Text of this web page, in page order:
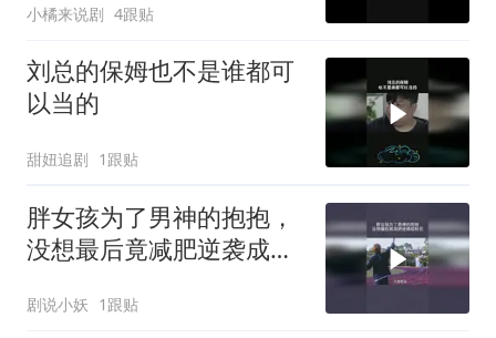
小橘来说剧 4跟贴
刘总的保姆也不是谁都可
以当的
甜妞追剧 1跟贴
胖女孩为了男神的抱抱，
没想最后竟减肥逆袭成校
剧说小妖 1跟贴